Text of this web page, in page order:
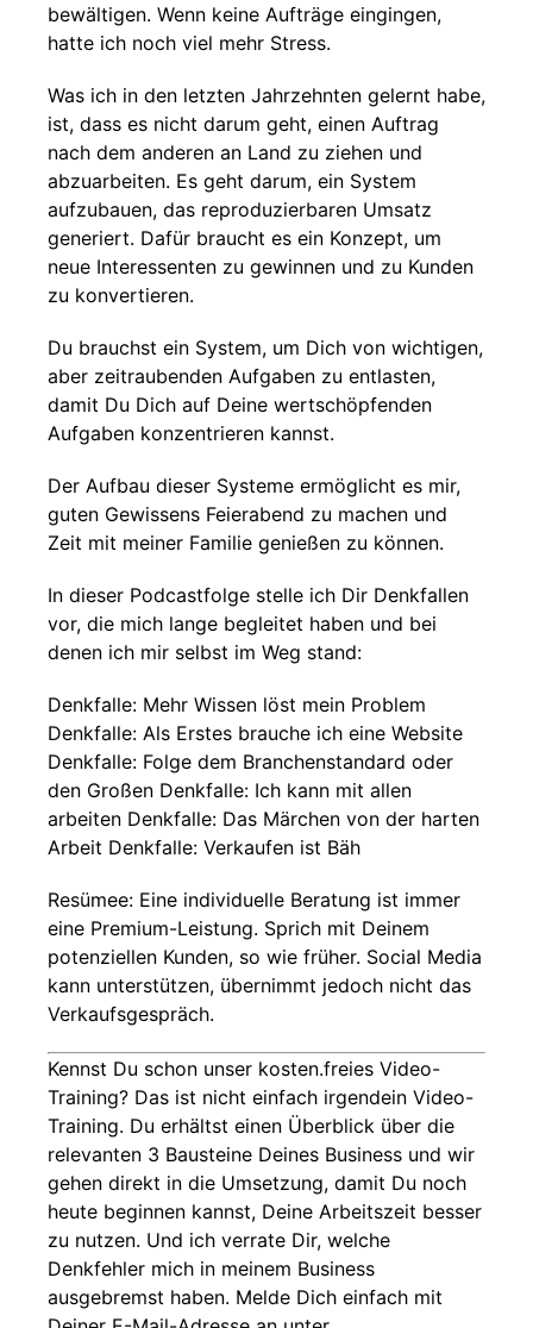
bewältigen. Wenn keine Aufträge eingingen,
hatte ich noch viel mehr Stress.
Was ich in den letzten Jahrzehnten gelernt habe,
ist, dass es nicht darum geht, einen Auftrag
nach dem anderen an Land zu ziehen und
abzuarbeiten. Es geht darum, ein System
aufzubauen, das reproduzierbaren Umsatz
generiert. Dafür braucht es ein Konzept, um
neue Interessenten zu gewinnen und zu Kunden
zu konvertieren.
Du brauchst ein System, um Dich von wichtigen,
aber zeitraubenden Aufgaben zu entlasten,
damit Du Dich auf Deine wertschöpfenden
Aufgaben konzentrieren kannst.
Der Aufbau dieser Systeme ermöglicht es mir,
guten Gewissens Feierabend zu machen und
Zeit mit meiner Familie genießen zu können.
In dieser Podcastfolge stelle ich Dir Denkfallen
vor, die mich lange begleitet haben und bei
denen ich mir selbst im Weg stand:
Denkfalle: Mehr Wissen löst mein Problem
Denkfalle: Als Erstes brauche ich eine Website
Denkfalle: Folge dem Branchenstandard oder
den Großen Denkfalle: Ich kann mit allen
arbeiten Denkfalle: Das Märchen von der harten
Arbeit Denkfalle: Verkaufen ist Bäh
Resümee: Eine individuelle Beratung ist immer
eine Premium-Leistung. Sprich mit Deinem
potenziellen Kunden, so wie früher. Social Media
kann unterstützen, übernimmt jedoch nicht das
Verkaufsgespräch.
Kennst Du schon unser kosten.freies Video-
Training? Das ist nicht einfach irgendein Video-
Training. Du erhältst einen Überblick über die
relevanten 3 Bausteine Deines Business und wir
gehen direkt in die Umsetzung, damit Du noch
heute beginnen kannst, Deine Arbeitszeit besser
zu nutzen. Und ich verrate Dir, welche
Denkfehler mich in meinem Business
ausgebremst haben. Melde Dich einfach mit